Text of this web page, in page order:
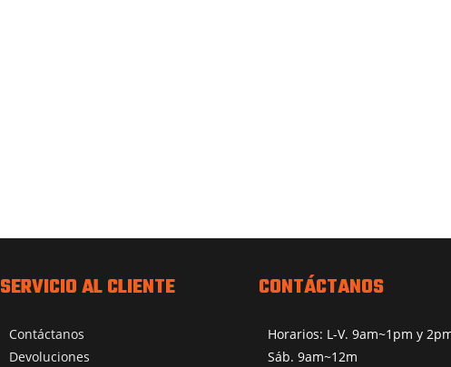
SERVICIO AL CLIENTE
Contáctanos
Devoluciones
CONTÁCTANOS
Horarios: L-V. 9am~1pm y
Sáb. 9am~12m